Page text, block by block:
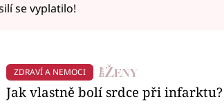
se vyplatilo!
ZDRAVÍ A NEMOCI
Jak vlastně bolí srdce při infarktu?